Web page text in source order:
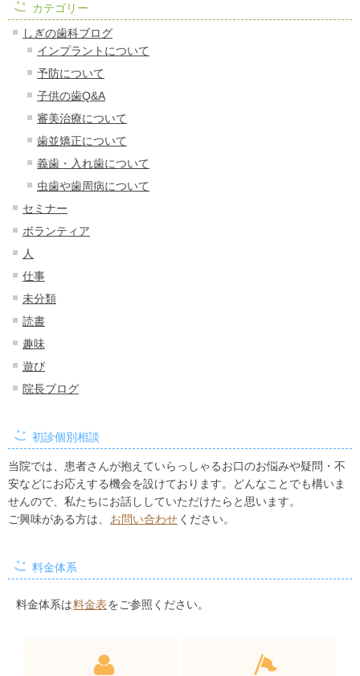
カテゴリー
しぎの歯科ブログ
インプラントについて
予防について
子供の歯Q&A
審美治療について
歯並矯正について
義歯・入れ歯について
虫歯や歯周病について
セミナー
ボランティア
人
仕事
未分類
読書
趣味
遊び
院長ブログ
初診個別相談
当院では、患者さんが抱えていらっしゃるお口のお悩みや疑問・不
安などにお応えする機会を設けております。どんなことでも構いま
せんので、私たちにお話ししていただけたらと思います。
ご興味がある方は、
お問い合わせ ください。
料金体系
料金体系は料金表をご参照ください。